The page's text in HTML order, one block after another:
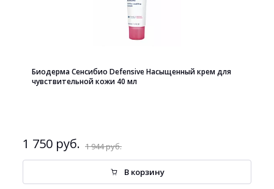
Биодерма Сенсибио Defensive Насыщенный крем для
чувствительной кожи 40 мл
1 750 руб. 1 944 руб.
В корзину